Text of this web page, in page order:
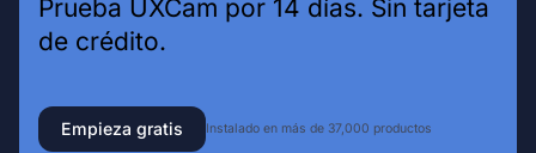
Prueba UXCam por 14 días. Sin tarjeta
de crédito.
Empieza gratis Instalado en más de 37,000 productos